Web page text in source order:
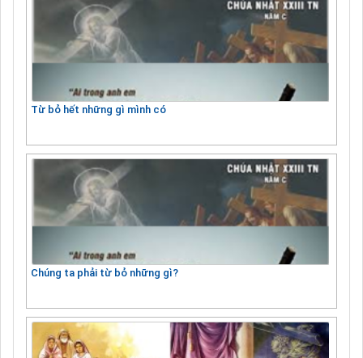
Từ bỏ hết những gì mình có
Chúng ta phải từ bỏ những gì?